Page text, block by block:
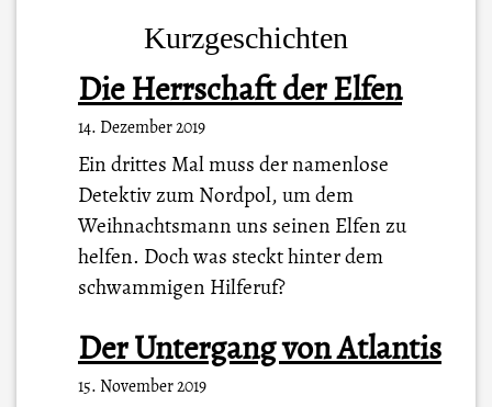
Kurzgeschichten
Die Herrschaft der Elfen
14. Dezember 2019
Ein drittes Mal muss der namenlose
Detektiv zum Nordpol, um dem
Weihnachtsmann uns seinen Elfen zu
helfen. Doch was steckt hinter dem
schwammigen Hilferuf?
Der Untergang von Atlantis
15. November 2019